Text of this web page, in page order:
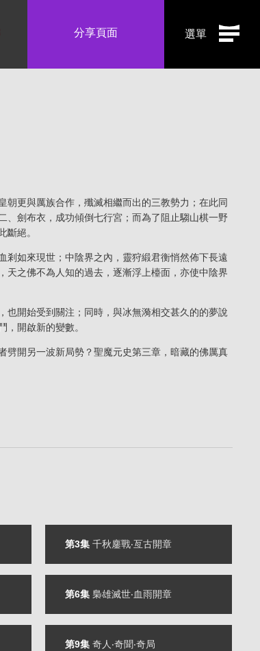
選單
分享頁面
朝更與厲族合作，殲滅相繼而出的三教勢力；在此同
、劍布衣 ，成功傾倒七行宮；而為了阻止騶山棋一野
斷絕。
血剎如來現世；中陰界之內，靈狩緞君衡悄然佈下長遠
天之佛不為人知的過去，逐漸浮上檯面，亦使中陰界
也開始受到關注；同時，與冰無漪相交甚久的的夢說
，開啟新的變數。
劈開另一波新局勢？聖魔元史第三章，暗藏的佛厲真
第3集 千秋鏖戰‧亙古開章
第6集 梟雄滅世‧血雨開章
第9集 奇人‧奇聞‧奇局